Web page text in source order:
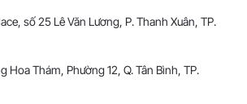
số 25 Lê Văn Lương, P. Thanh Xuân, TP.
Hoa Thám, Phường 12, Q. Tân Bình, TP.